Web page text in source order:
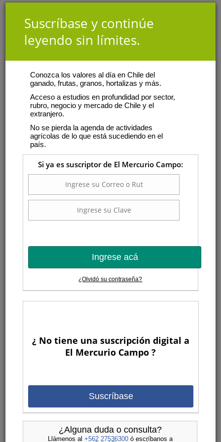
Suscríbase y continúe
leyendo sin límites.
Conozca los valores al día en Chile del
ganado, frutas, granos, hortalizas y más.
Acceso a estudios en profundidad por sector,
rubro, negocio y mercado de Chile y el
extranjero.
No se pierda la agenda de actividades
agrícolas de lo que está sucediendo en el
país.
Si ya es suscriptor de El Mercurio Campo:
Ingrese acá
¿Olvidó su contraseña?
¿ No tiene una suscripción digital a
El Mercurio Campo ?
Suscríbase
¿Alguna duda o consulta?
Llámenos al +562 27536300ó escríbanos a